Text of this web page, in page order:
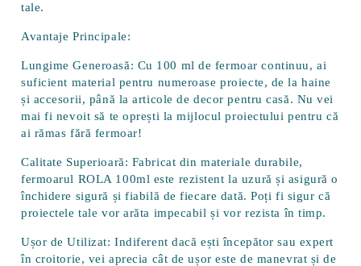
tale.
Avantaje Principale:
Lungime Generoasă: Cu 100 ml de fermoar continuu, ai
suficient material pentru numeroase proiecte, de la haine
și accesorii, până la articole de decor pentru casă. Nu vei
mai fi nevoit să te oprești la mijlocul proiectului pentru că
ai rămas fără fermoar!
Calitate Superioară: Fabricat din materiale durabile,
fermoarul ROLA 100ml este rezistent la uzură și asigură o
închidere sigură și fiabilă de fiecare dată. Poți fi sigur că
proiectele tale vor arăta impecabil și vor rezista în timp.
Ușor de Utilizat: Indiferent dacă ești începător sau expert
în croitorie, vei aprecia cât de ușor este de manevrat și de